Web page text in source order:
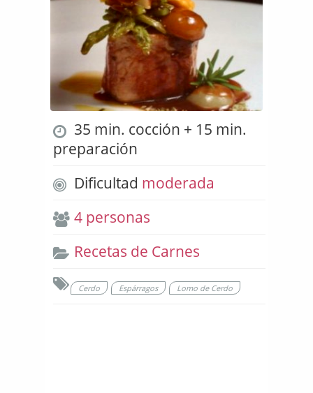
35 min. cocción + 15 min.
preparación
Dificultad moderada
4 personas
Recetas de Carnes
Cerdo Espárragos Lomo de Cerdo